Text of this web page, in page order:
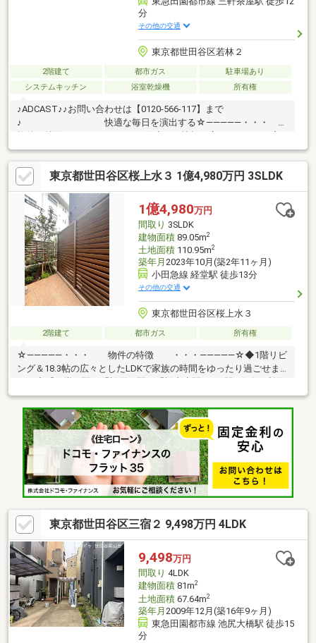
分
その他の交通
東京都世田谷区若林２
2階建て 都市ガス
駐車場あり
システムキッチン
浴室乾燥機 所有権
♪ADCAST♪♪お問い合わせは【0120-566-117】まで
♪ 快適な毎日を演出する☆―――――・・・
族の笑顔が集まる開放的な空間◇各居室もゆとりの5帖以上を確
保し、プライベートな時間も快適に◆自然を感じながらお子様を
のびのびと育める充実した住環境です◇「三軒茶屋」駅 徒歩13分
の好立地。感度の高い街並みを日常使いし、都心へのアクセスも
スムーズですまずは、現地をご案内させていただきます！
☆―――――・・・ ―☆― ・・・―――――☆
東京都世田谷区桜上水３ 1億4,980万円 3SLDK
1億4,980万円
間取り 3SLDK
建物面積89.05m2
土地面積110.95m2
築年月 2023年10月(築2年11ヶ月)
小田急線 経堂駅 徒歩13分
その他の交通
東京都世田谷区桜上水３
2階建て 都市ガス 所有権
☆―――――・・・ 物件の特徴 ・・・―――――☆◆1階リビ
ング＆18.3帖の広々としたLDKで家族の時間をゆったり過ごせま
可能。 通勤・通学に便利な好立地です 。◆全居室に収納スペース
を完備した機能的な間取り。 駐車場も備わっており、お車をお持
ちの方も安心です。まずは、現地をご案内させていただきます！
☆―――――・・・ ―☆― ・・・―――――☆
東京都世田谷区三宿２ 9,498万円 4LDK
9,498万円
間取り 4LDK
建物面積81m2
土地面積67.64m2
築年月 2009年12月(築16年9ヶ月)
東急田園都市線 池尻大橋駅 徒歩15
分